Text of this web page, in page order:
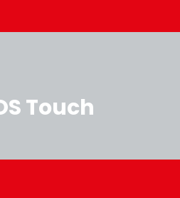
Touch